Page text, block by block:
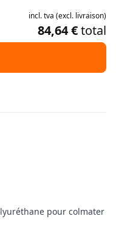
incl.tva (excl. livraison)
84,64 €total
pour colmater